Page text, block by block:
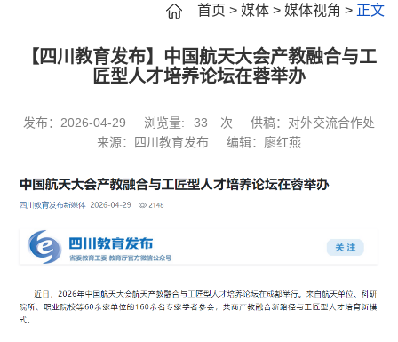
首页 > 媒体 > 媒体视角 > 正文
【四川教育发布】中国航天大会产教融合与工
匠型人才培养论坛在蓉举办
发布：2026-04-29 浏览量: 33 次
供稿：对外交流合作处
来源：四川教育发布
编辑：廖红燕